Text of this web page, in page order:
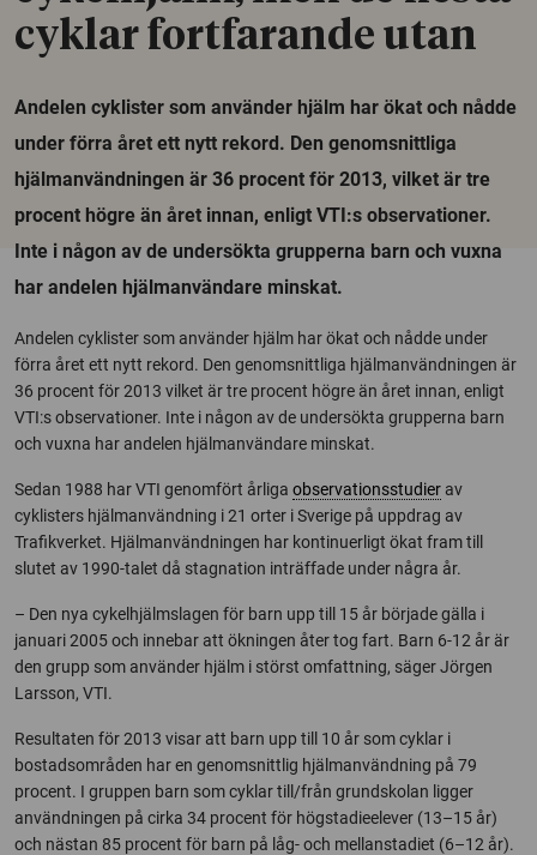
cyklar fortfarande utan
Andelen cyklister som använder hjälm har ökat och nådde
under förra året ett nytt rekord. Den genomsnittliga
hjälmanvändningen är 36 procent för 2013, vilket är tre
procent högre än året innan, enligt VTI:s observationer.
Inte i någon av de undersökta grupperna barn och vuxna
har andelen hjälmanvändare minskat.
Andelen cyklister som använder hjälm har ökat och nådde under
förra året ett nytt rekord. Den genomsnittliga hjälmanvändningen är
36 procent för 2013 vilket är tre procent högre än året innan, enligt
VTI:s observationer. Inte i någon av de undersökta grupperna barn
och vuxna har andelen hjälmanvändare minskat.
Sedan 1988 har VTI genomfört årliga observationsstudierav
cyklisters hjälmanvändning i 21 orter i Sverige på uppdrag av
Trafikverket. Hjälmanvändningen har kontinuerligt ökat fram till
slutet av 1990-talet då stagnation inträffade under några år.
– Den nya cykelhjälmslagen för barn upp till 15 år började gälla i
januari 2005 och innebar att ökningen åter tog fart. Barn 6-12 år är
den grupp som använder hjälm i störst omfattning, säger Jörgen
Larsson, VTI.
Resultaten för 2013 visar att barn upp till 10 år som cyklar i
bostadsområden har en genomsnittlig hjälmanvändning på 79
procent. I gruppen barn som cyklar till/från grundskolan ligger
användningen på cirka 34 procent för högstadieelever (13–15 år)
och nästan 85 procent för barn på låg- och mellanstadiet (6–12 år).